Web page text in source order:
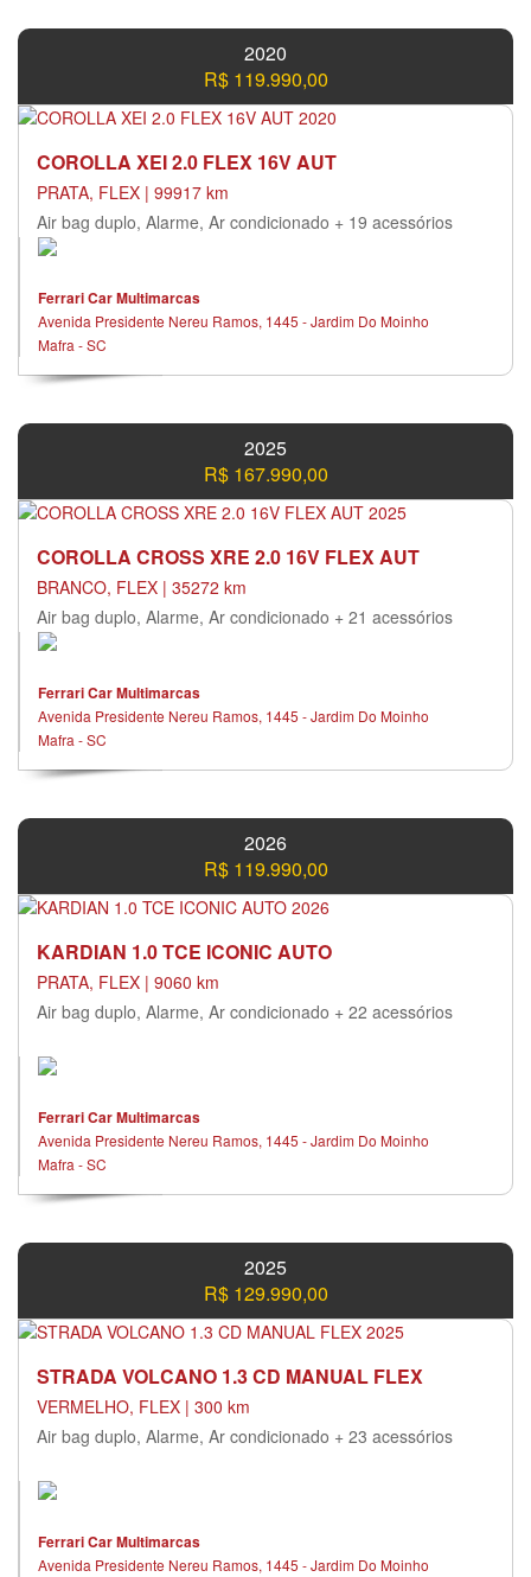
2020
R$ 119.990,00
COROLLA XEI 2.0 FLEX 16V AUT
PRATA, FLEX | 99917 km
Air bag duplo, Alarme, Ar condicionado + 19 acessórios
Ferrari Car Multimarcas
Avenida Presidente Nereu Ramos, 1445 - Jardim Do Moinho
Mafra - SC
2025
R$ 167.990,00
COROLLA CROSS XRE 2.0 16V FLEX AUT
BRANCO, FLEX | 35272 km
Air bag duplo, Alarme, Ar condicionado + 21 acessórios
Ferrari Car Multimarcas
Avenida Presidente Nereu Ramos, 1445 - Jardim Do Moinho
Mafra - SC
2026
R$ 119.990,00
KARDIAN 1.0 TCE ICONIC AUTO
PRATA, FLEX | 9060 km
Air bag duplo, Alarme, Ar condicionado + 22 acessórios
Ferrari Car Multimarcas
Avenida Presidente Nereu Ramos, 1445 - Jardim Do Moinho
Mafra - SC
2025
R$ 129.990,00
STRADA VOLCANO 1.3 CD MANUAL FLEX
VERMELHO, FLEX | 300 km
Air bag duplo, Alarme, Ar condicionado + 23 acessórios
Ferrari Car Multimarcas
Avenida Presidente Nereu Ramos, 1445 - Jardim Do Moinho